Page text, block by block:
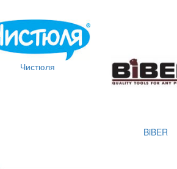
Чистюля
BiBER